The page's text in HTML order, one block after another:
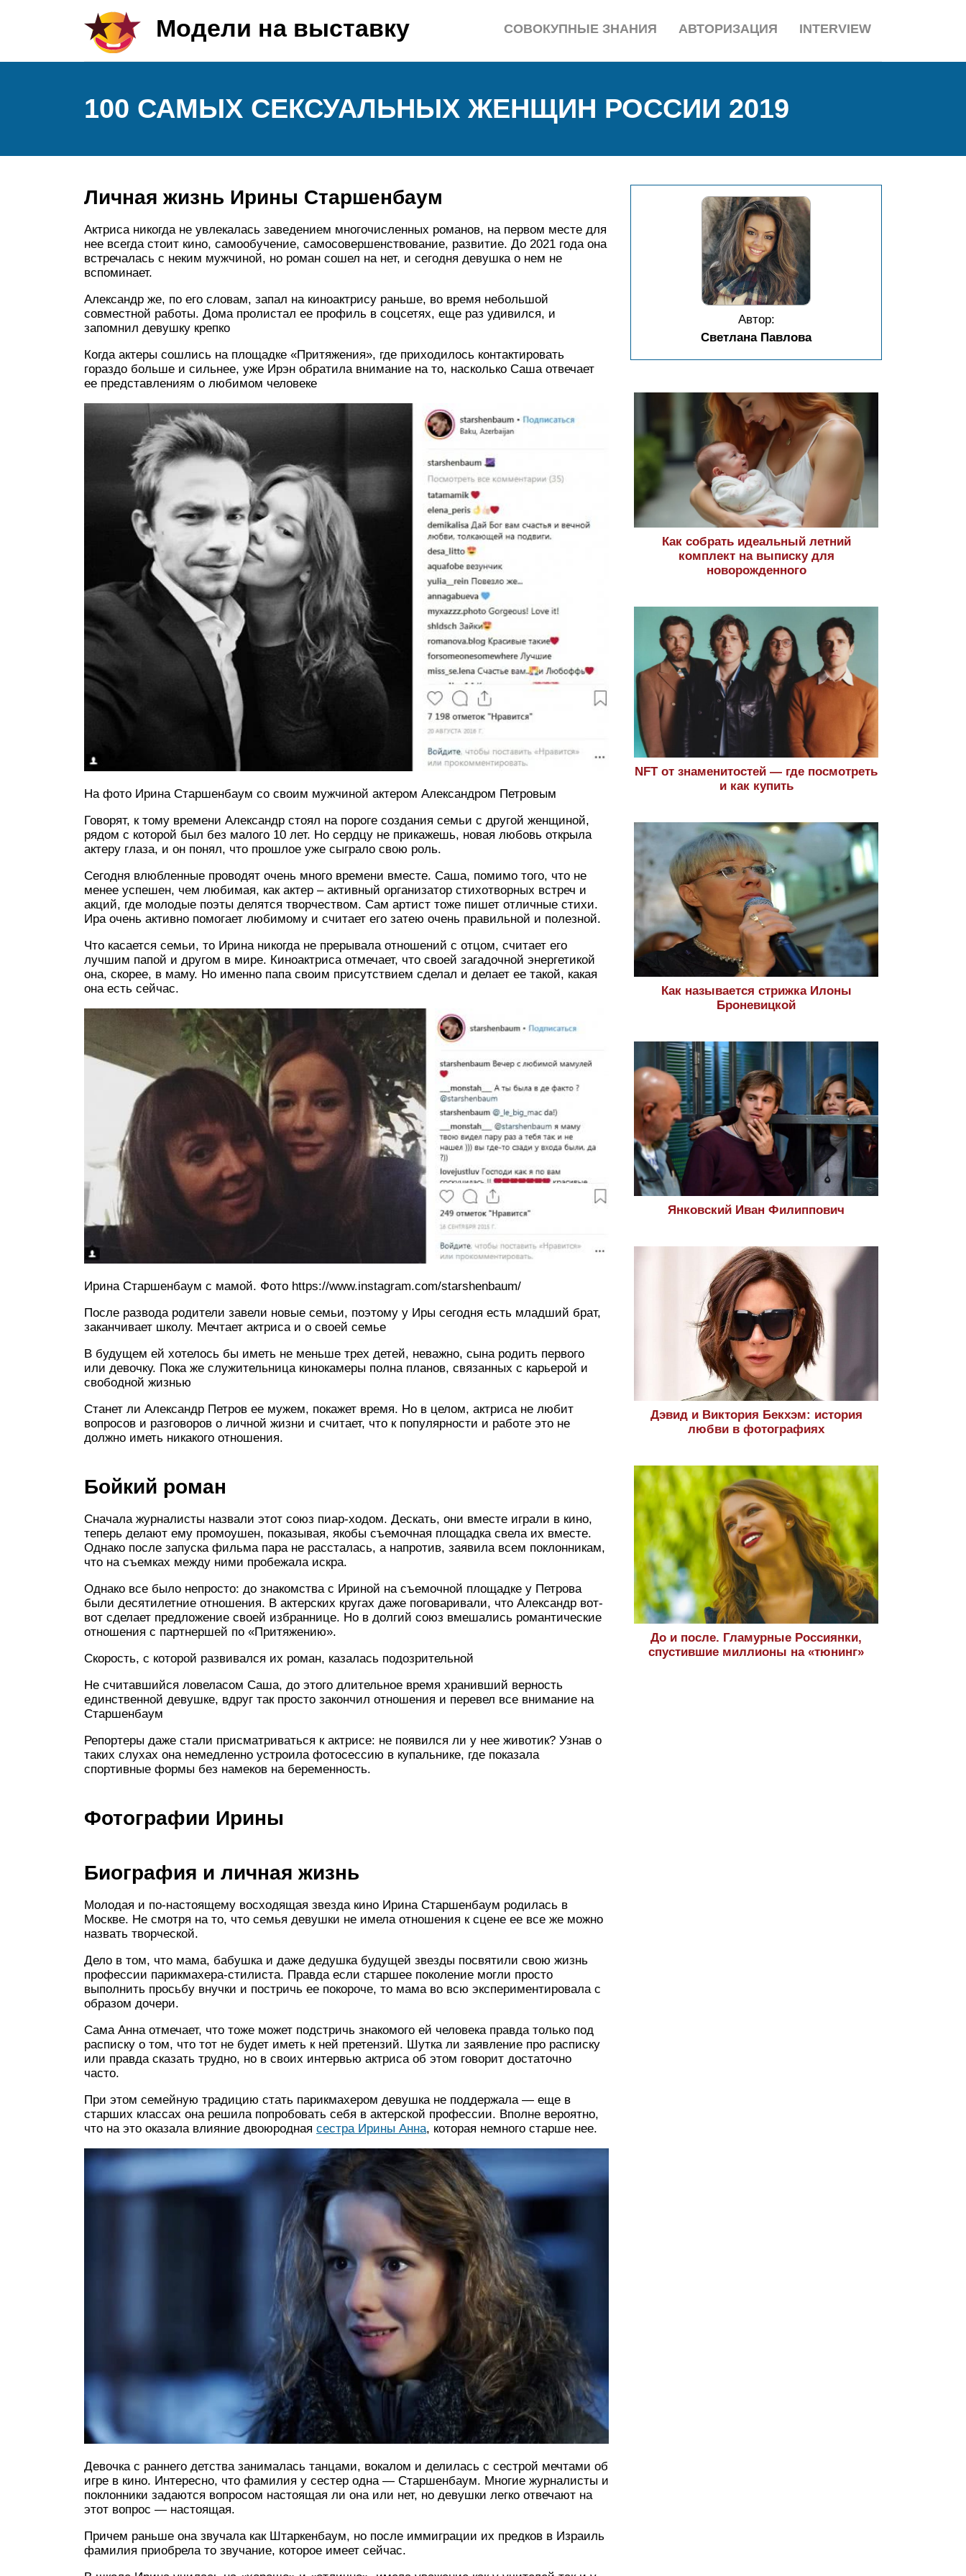
Модели на выставку INTERVIEW
АВТОРИЗАЦИЯ
СОВОКУПНЫЕ ЗНАНИЯ
100 САМЫХ СЕКСУАЛЬНЫХ ЖЕНЩИН РОССИИ 2019
Личная жизнь Ирины Старшенбаум
Актриса никогда не увлекалась заведением многочисленных романов, на первом месте для
нее всегда стоит кино, самообучение, самосовершенствование, развитие. До 2021 года она
встречалась с неким мужчиной, но роман сошел на нет, и сегодня девушка о нем не
вспоминает.
Александр же, по его словам, запал на киноактрису раньше, во время небольшой
совместной работы. Дома пролистал ее профиль в соцсетях, еще раз удивился, и
запомнил девушку крепко
Когда актеры сошлись на площадке «Притяжения», где приходилось контактировать
гораздо больше и сильнее, уже Ирэн обратила внимание на то, насколько Саша отвечает
ее представлениям о любимом человеке
На фото Ирина Старшенбаум со своим мужчиной актером Александром Петровым
Говорят, к тому времени Александр стоял на пороге создания семьи с другой женщиной,
рядом с которой был без малого 10 лет. Но сердцу не прикажешь, новая любовь открыла
актеру глаза, и он понял, что прошлое уже сыграло свою роль.
Сегодня влюбленные проводят очень много времени вместе. Саша, помимо того, что не
менее успешен, чем любимая, как актер – активный организатор стихотворных встреч и
акций, где молодые поэты делятся творчеством. Сам артист тоже пишет отличные стихи.
Ира очень активно помогает любимому и считает его затею очень правильной и полезной.
Что касается семьи, то Ирина никогда не прерывала отношений с отцом, считает его
лучшим папой и другом в мире. Киноактриса отмечает, что своей загадочной энергетикой
она, скорее, в маму. Но именно папа своим присутствием сделал и делает ее такой, какая
она есть сейчас.
Ирина Старшенбаум с мамой. Фото https://www.instagram.com/starshenbaum/
После развода родители завели новые семьи, поэтому у Иры сегодня есть младший брат,
заканчивает школу. Мечтает актриса и о своей семье
В будущем ей хотелось бы иметь не меньше трех детей, неважно, сына родить первого
или девочку. Пока же служительница кинокамеры полна планов, связанных с карьерой и
свободной жизнью
Станет ли Александр Петров ее мужем, покажет время. Но в целом, актриса не любит
вопросов и разговоров о личной жизни и считает, что к популярности и работе это не
должно иметь никакого отношения.
Бойкий роман
Сначала журналисты назвали этот союз пиар-ходом. Дескать, они вместе играли в кино,
теперь делают ему промоушен, показывая, якобы съемочная площадка свела их вместе.
Однако после запуска фильма пара не рассталась, а напротив, заявила всем поклонникам,
что на съемках между ними пробежала искра.
Однако все было непросто: до знакомства с Ириной на съемочной площадке у Петрова
были десятилетние отношения. В актерских кругах даже поговаривали, что Александр вот-
вот сделает предложение своей избраннице. Но в долгий союз вмешались романтические
отношения с партнершей по «Притяжению».
Скорость, с которой развивался их роман, казалась подозрительной
Не считавшийся ловеласом Саша, до этого длительное время хранивший верность
единственной девушке, вдруг так просто закончил отношения и перевел все внимание на
Старшенбаум
Репортеры даже стали присматриваться к актрисе: не появился ли у нее животик? Узнав о
таких слухах она немедленно устроила фотосессию в купальнике, где показала
спортивные формы без намеков на беременность.
Фотографии Ирины
Биография и личная жизнь
Молодая и по-настоящему восходящая звезда кино Ирина Старшенбаум родилась в
Москве. Не смотря на то, что семья девушки не имела отношения к сцене ее все же можно
назвать творческой.
Дело в том, что мама, бабушка и даже дедушка будущей звезды посвятили свою жизнь
профессии парикмахера-стилиста. Правда если старшее поколение могли просто
выполнить просьбу внучки и постричь ее покороче, то мама во всю экспериментировала с
образом дочери.
Сама Анна отмечает, что тоже может подстричь знакомого ей человека правда только под
расписку о том, что тот не будет иметь к ней претензий. Шутка ли заявление про расписку
или правда сказать трудно, но в своих интервью актриса об этом говорит достаточно
часто.
При этом семейную традицию стать парикмахером девушка не поддержала — еще в
старших классах она решила попробовать себя в актерской профессии. Вполне вероятно,
что на это оказала влияние двоюродная сестра Ирины Анна, которая немного старше нее.
Девочка с раннего детства занималась танцами, вокалом и делилась с сестрой мечтами об
игре в кино. Интересно, что фамилия у сестер одна — Старшенбаум. Многие журналисты и
поклонники задаются вопросом настоящая ли она или нет, но девушки легко отвечают на
этот вопрос — настоящая.
Причем раньше она звучала как Штаркенбаум, но после иммиграции их предков в Израиль
фамилия приобрела то звучание, которое имеет сейчас.
Автор:
Светлана Павлова
Как собрать идеальный летний
комплект на выписку для
новорожденного
NFT от знаменитостей — где посмотреть
и как купить
Как называется стрижка Илоны
Броневицкой
Янковский Иван Филиппович
Дэвид и Виктория Бекхэм: история
любви в фотографиях
До и после. Гламурные Россиянки,
спустившие миллионы на «тюнинг»